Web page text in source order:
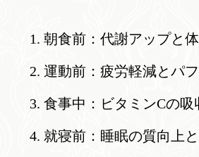
朝食前：代謝アップと
運動前：疲労軽減とパ
食事中：ビタミンCの吸
就寝前：睡眠の質向上